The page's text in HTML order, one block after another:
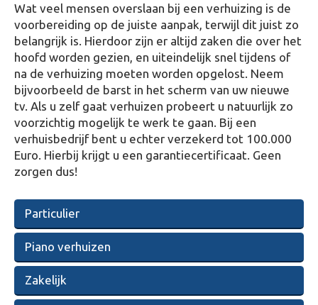
Wat veel mensen overslaan bij een verhuizing is de
voorbereiding op de juiste aanpak, terwijl dit juist zo
belangrijk is. Hierdoor zijn er altijd zaken die over het
hoofd worden gezien, en uiteindelijk snel tijdens of
na de verhuizing moeten worden opgelost. Neem
bijvoorbeeld de barst in het scherm van uw nieuwe
tv. Als u zelf gaat verhuizen probeert u natuurlijk zo
voorzichtig mogelijk te werk te gaan. Bij een
verhuisbedrijf bent u echter verzekerd tot 100.000
Euro. Hierbij krijgt u een garantiecertificaat. Geen
zorgen dus!
Particulier
Piano verhuizen
Zakelijk